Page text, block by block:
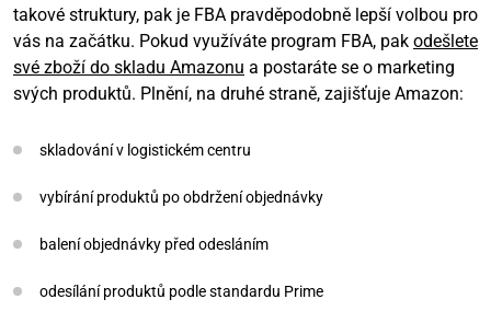
takové struktury, pak je FBA pravděpodobně lepší volbou pro
vás na začátku. Pokud využíváte program FBA, pak odešlete
své zboží do skladu Amazonu a postaráte se o marketing
svých produktů. Plnění, na druhé straně, zajišťuje Amazon:
skladování v logistickém centru
vybírání produktů po obdržení objednávky
balení objednávky před odesláním
odesílání produktů podle standardu Prime